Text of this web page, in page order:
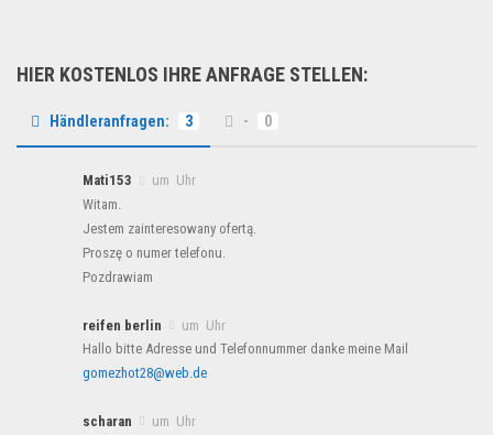
HIER KOSTENLOS IHRE ANFRAGE STELLEN:
Händleranfragen: 3 - 0
Mati153
um Uhr
Witam.
Jestem zainteresowany ofertą.
Proszę o numer telefonu.
Pozdrawiam
reifen berlin
um Uhr
Hallo bitte Adresse und Telefonnummer danke meine Mail
gomezhot28@web.de
scharan
um Uhr